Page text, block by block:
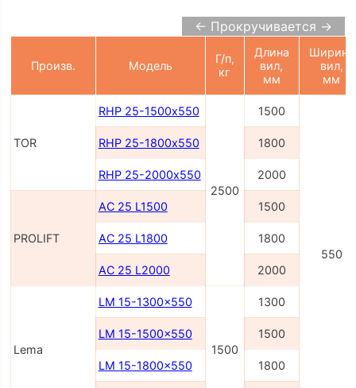
← Прокручивается →
Произв. Модель
Г/п,
кг
Длина
вил,
мм
Ширина
вил,
мм
TOR
RHP 25-1500х550
2500
1500
550
RHP 25-1800х550 1800
RHP 25-2000х550 2000
PROLIFT
AC 25 L1500 1500
AC 25 L1800 1800
AC 25 L2000 2000
Lema
LM 15-1300x550
1500
1300
LM 15-1500x550 1500
LM 15-1800x550 1800